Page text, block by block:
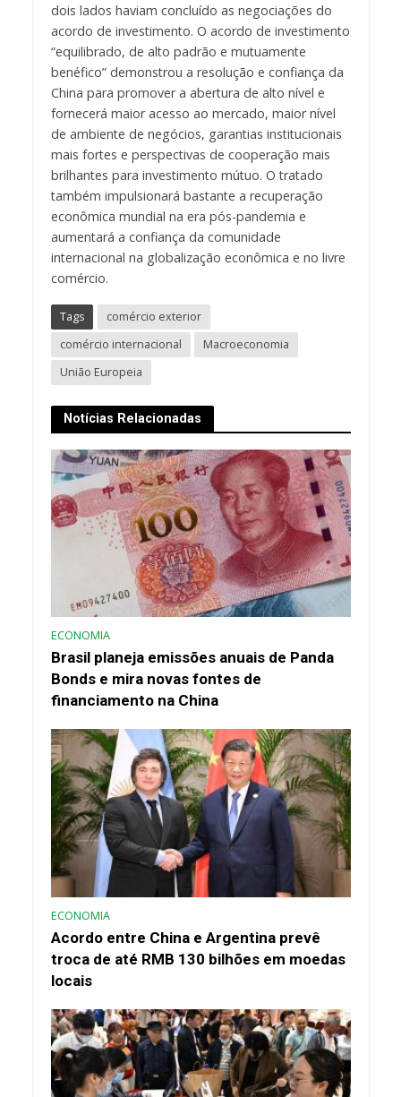
dois lados haviam concluído as negociações do
acordo de investimento. O acordo de investimento
“equilibrado, de alto padrão e mutuamente
benéfico” demonstrou a resolução e confiança da
China para promover a abertura de alto nível e
fornecerá maior acesso ao mercado, maior nível
de ambiente de negócios, garantias institucionais
mais fortes e perspectivas de cooperação mais
brilhantes para investimento mútuo. O tratado
também impulsionará bastante a recuperação
econômica mundial na era pós-pandemia e
aumentará a confiança da comunidade
internacional na globalização econômica e no livre
comércio.
Tags
comércio exterior
comércio internacional
Macroeconomia
União Europeia
Notícias Relacionadas
ECONOMIA
Brasil planeja emissões anuais de Panda
Bonds e mira novas fontes de
financiamento na China
ECONOMIA
Acordo entre China e Argentina prevê
troca de até RMB 130 bilhões em moedas
locais